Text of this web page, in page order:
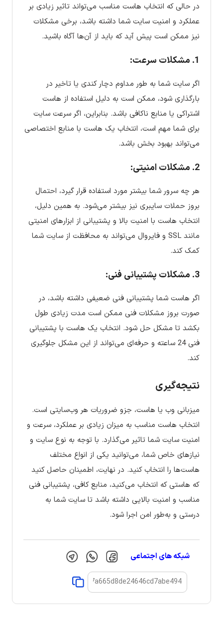
در حالی که انتخاب هاست مناسب می‌تواند تاثیر زیادی بر
عملکرد و امنیت سایت شما داشته باشد، برخی مشکلات
نیز ممکن است پیش آید که باید از آن‌ها آگاه باشید.
1. مشکلات سرعت:
اگر سایت شما به طور مداوم دچار کندی یا تاخیر در
بارگذاری شود، ممکن است به دلیل استفاده از هاست
اشتراکی یا منابع ناکافی باشد. بنابراین، اگر سرعت سایت
برای شما مهم است، انتخاب یک هاست با منابع اختصاصی
می‌تواند بهبود بخش باشد.
2. مشکلات امنیتی:
هر چه سرور شما بیشتر مورد استفاده قرار گیرد، احتمال
بروز حملات سایبری نیز بیشتر می‌شود. به همین دلیل،
انتخاب هاست با امنیت بالا و پشتیبانی از ابزارهای امنیتی
مانند SSL و فایروال می‌تواند به محافظت از سایت شما
کمک کند.
3. مشکلات پشتیبانی فنی:
اگر هاست شما پشتیبانی فنی ضعیفی داشته باشد، در
صورت بروز مشکلات فنی ممکن است مدت زیادی طول
بکشد تا مشکل حل شود. انتخاب یک هاست با پشتیبانی
فنی 24 ساعته و حرفه‌ای می‌تواند از این مشکل جلوگیری
کند.
نتیجه‌گیری
میزبانی وب یا هاست، جزو ضروریات هر وب‌سایتی است.
انتخاب هاست مناسب به میزان زیادی بر عملکرد، سرعت و
امنیت سایت شما تاثیر می‌گذارد. با توجه به نوع سایت و
نیازهای خاص شما، می‌توانید یکی از انواع مختلف
هاست‌ها را انتخاب کنید. در نهایت، اطمینان حاصل کنید
که هاستی که انتخاب می‌کنید، منابع کافی، پشتیبانی فنی
مناسب و امنیت بالایی داشته باشد تا سایت شما به
درستی و به‌طور امن اجرا شود.
شبکه های اجتماعی